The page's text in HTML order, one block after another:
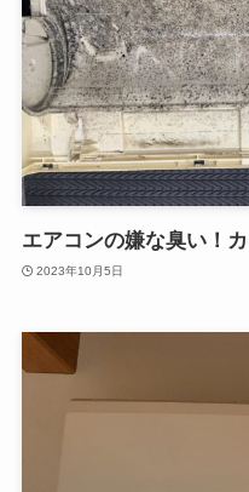
エアコンの嫌な臭い！
2023年10月5日